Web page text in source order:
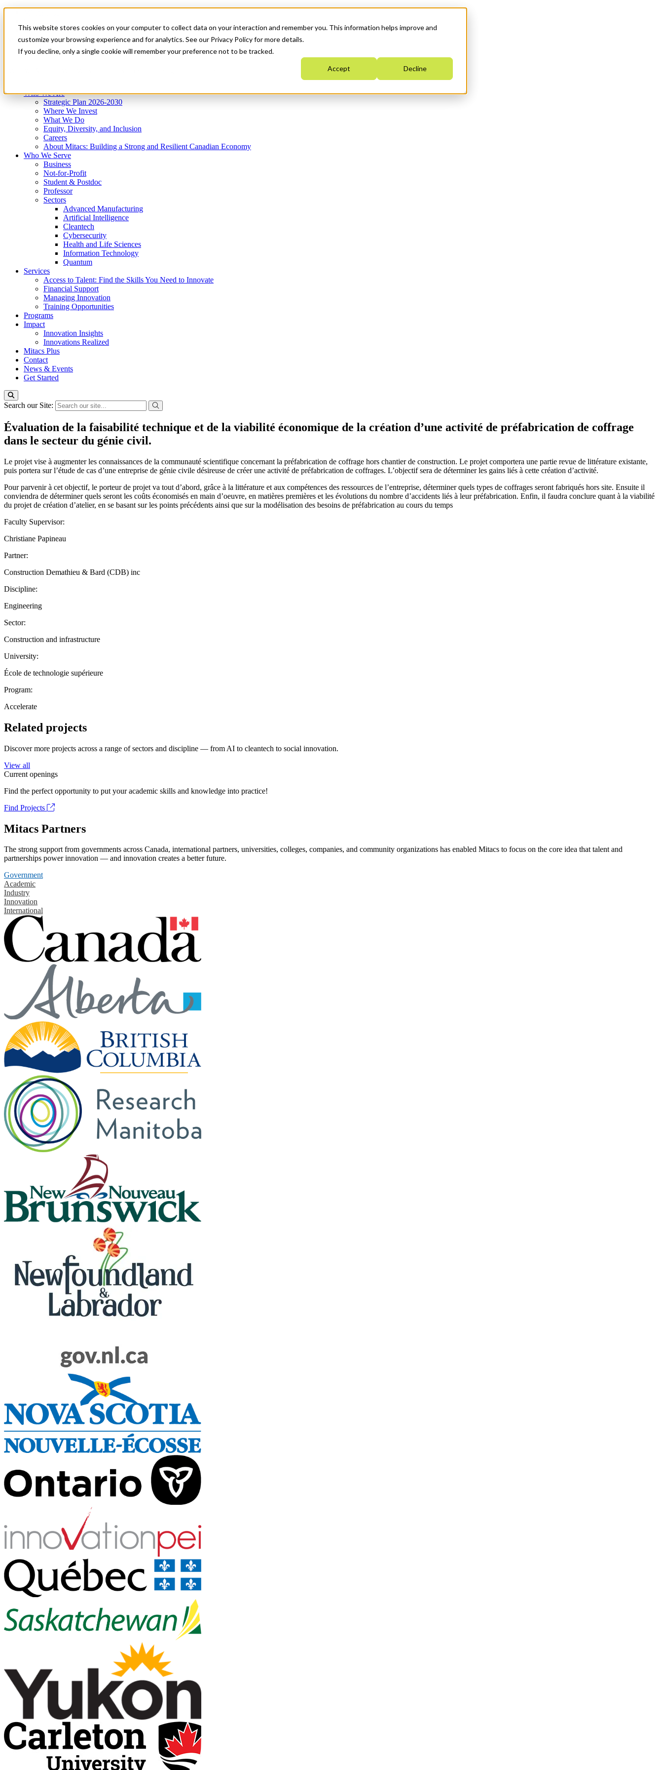
This website stores cookies on your computer to collect data on your interaction and remember you. This information helps improve and
customize your browsing experience and for analytics. See our Privacy Policy for more details.
If you decline, only a single cookie will remember your preference not to be tracked.
Accept Decline
News & Events
Get Started
Menu
Who We Are
Strategic Plan 2026-2030
Where We Invest
What We Do
Equity, Diversity, and Inclusion
Careers
About Mitacs: Building a Strong and Resilient Canadian Economy
Who We Serve
Business
Not-for-Profit
Student & Postdoc
Professor
Sectors
Advanced Manufacturing
Artificial Intelligence
Cleantech
Cybersecurity
Health and Life Sciences
Information Technology
Quantum
Services
Access to Talent: Find the Skills You Need to Innovate
Financial Support
Managing Innovation
Training Opportunities
Programs
Impact
Innovation Insights
Innovations Realized
Mitacs Plus
Contact
News & Events
Get Started
Search our Site:
Évaluation de la faisabilité technique et de la viabilité économique de la création d’une activité de préfabrication de coffrage
dans le secteur du génie civil.
Le projet vise à augmenter les connaissances de la communauté scientifique concernant la préfabrication de coffrage hors chantier de construction. Le projet comportera une partie revue de littérature existante,
puis portera sur l’étude de cas d’une entreprise de génie civile désireuse de créer une activité de préfabrication de coffrages. L’objectif sera de déterminer les gains liés à cette création d’activité.
Pour parvenir à cet objectif, le porteur de projet va tout d’abord, grâce à la littérature et aux compétences des ressources de l’entreprise, déterminer quels types de coffrages seront fabriqués hors site. Ensuite il
conviendra de déterminer quels seront les coûts économisés en main d’oeuvre, en matières premières et les évolutions du nombre d’accidents liés à leur préfabrication. Enfin, il faudra conclure quant à la viabilité
du projet de création d’atelier, en se basant sur les points précédents ainsi que sur la modélisation des besoins de préfabrication au cours du temps
Faculty Supervisor:
Christiane Papineau
Partner:
Construction Demathieu & Bard (CDB) inc
Discipline:
Engineering
Sector:
Construction and infrastructure
University:
École de technologie supérieure
Program:
Accelerate
Related projects
Discover more projects across a range of sectors and discipline — from AI to cleantech to social innovation.
View all
Current openings
Find the perfect opportunity to put your academic skills and knowledge into practice!
Find Projects
Mitacs Partners
The strong support from governments across Canada, international partners, universities, colleges, companies, and community organizations has enabled Mitacs to focus on the core idea that talent and
partnerships power innovation — and innovation creates a better future.
Government
Academic
Industry
Innovation
International